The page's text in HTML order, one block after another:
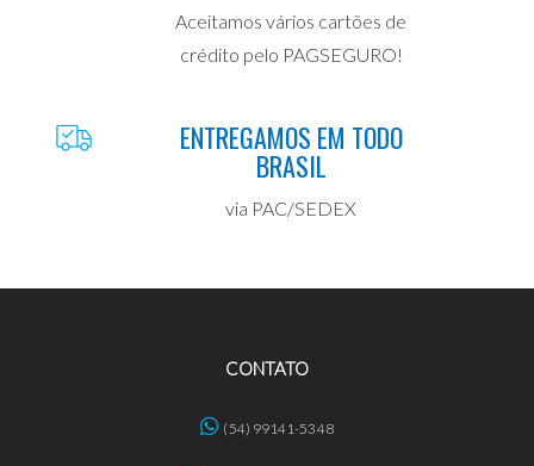
Aceitamos vários cartões de
crédito pelo PAGSEGURO!
ENTREGAMOS EM TODO
BRASIL
via PAC/SEDEX
CONTATO
(54) 99141-5348